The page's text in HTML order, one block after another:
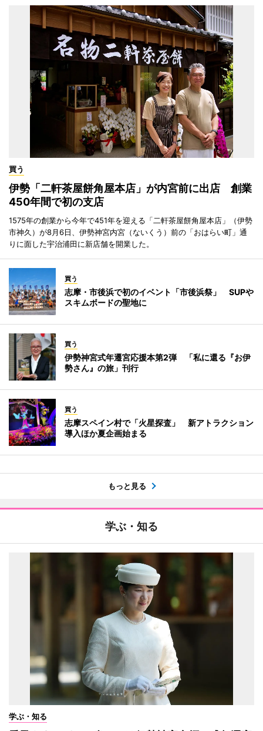
買う
伊勢「二軒茶屋餅角屋本店」が内宮前に出店 創業
450年間で初の支店
1575年の創業から今年で451年を迎える「二軒茶屋餅角屋本店」（伊勢
市神久）が8月6日、伊勢神宮内宮（ないくう）前の「おはらい町」通
りに面した宇治浦田に新店舗を開業した。
買う
志摩・市後浜で初のイベント「市後浜祭」 SUPや
スキムボードの聖地に
買う
伊勢神宮式年遷宮応援本第2弾 「私に還る『お伊
勢さん』の旅」刊行
買う
志摩スペイン村で「火星探査」 新アトラクション
導入ほか夏企画始まる
もっと見る
学ぶ・知る
学ぶ・知る